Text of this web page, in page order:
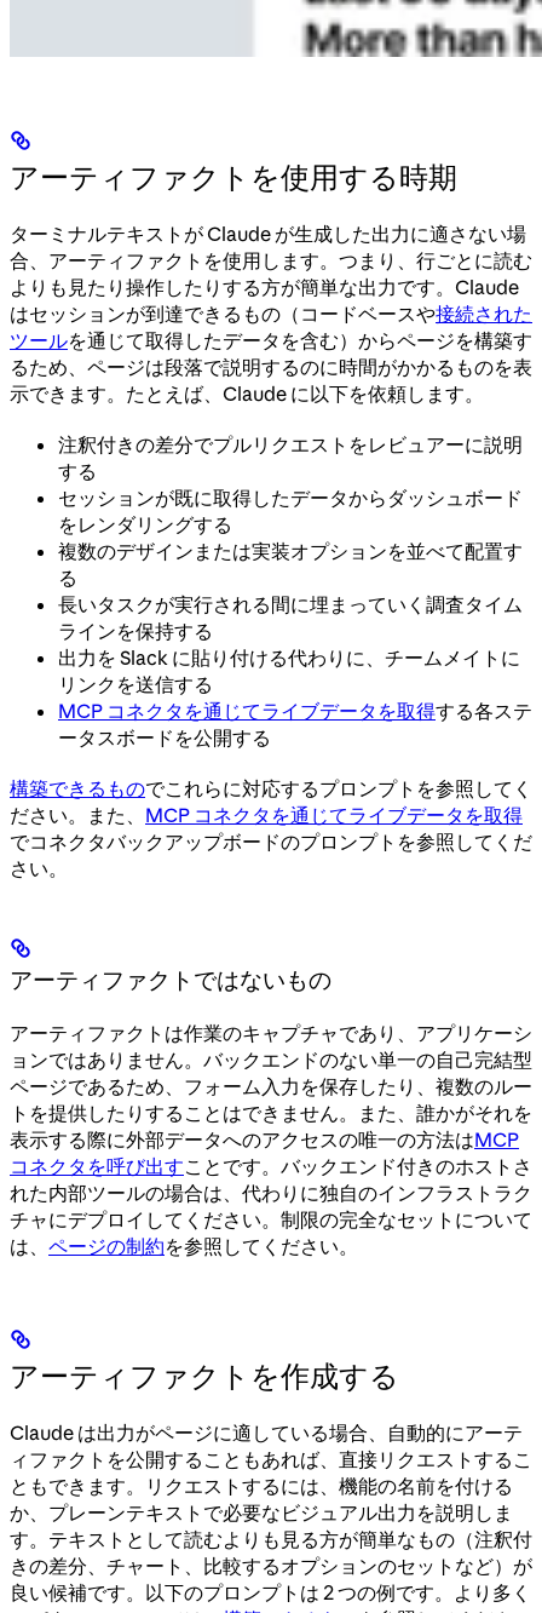
アーティファクトを使用する時期
ターミナルテキストが Claude が生成した出力に適さない場
合、アーティファクトを使用します。つまり、行ごとに読む
よりも見たり操作したりする方が簡単な出力です。Claude
はセッションが到達できるもの（コードベースや接続された
ツールを通じて取得したデータを含む）からページを構築す
るため、ページは段落で説明するのに時間がかかるものを表
示できます。たとえば、Claude に以下を依頼します。
注釈付きの差分でプルリクエストをレビュアーに説明
する
セッションが既に取得したデータからダッシュボード
をレンダリングする
複数のデザインまたは実装オプションを並べて配置す
る
長いタスクが実行される間に埋まっていく調査タイム
ラインを保持する
出力を Slack に貼り付ける代わりに、チームメイトに
リンクを送信する
MCP コネクタを通じてライブデータを取得する各ステ
ータスボードを公開する
構築できるものでこれらに対応するプロンプトを参照してく
ださい。また、 MCP コネクタを通じてライブデータを取得
でコネクタバックアップボードのプロンプトを参照してくだ
さい。
アーティファクトではないもの
アーティファクトは作業のキャプチャであり、アプリケーシ
ョンではありません。バックエンドのない単一の自己完結型
ページであるため、フォーム入力を保存したり、複数のルー
トを提供したりすることはできません。また、誰かがそれを
表示する際に外部データへのアクセスの唯一の方法はMCP
コネクタを呼び出すことです。バックエンド付きのホストさ
れた内部ツールの場合は、代わりに独自のインフラストラク
チャにデプロイしてください。制限の完全なセットについて
は、 ページの制約を参照してください。
アーティファクトを作成する
Claude は出力がページに適している場合、自動的にアーテ
ィファクトを公開することもあれば、直接リクエストするこ
ともできます。リクエストするには、機能の名前を付ける
か、プレーンテキストで必要なビジュアル出力を説明しま
す。テキストとして読むよりも見る方が簡単なもの（注釈付
きの差分、チャート、比較するオプションのセットなど）が
良い候補です。以下のプロンプトは 2 つの例です。より多く